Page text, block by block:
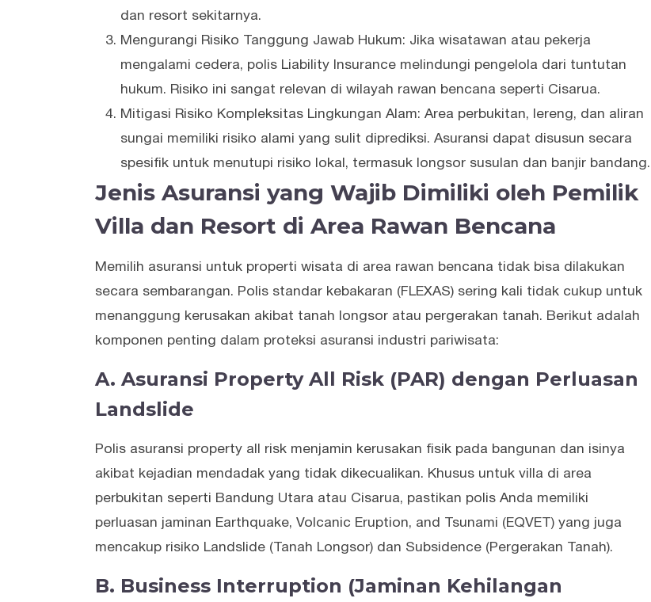
dan resort sekitarnya.
Mengurangi Risiko Tanggung Jawab Hukum: Jika wisatawan atau pekerja
mengalami cedera, polis Liability Insurance melindungi pengelola dari tuntutan
hukum. Risiko ini sangat relevan di wilayah rawan bencana seperti Cisarua.
Mitigasi Risiko Kompleksitas Lingkungan Alam: Area perbukitan, lereng, dan aliran
sungai memiliki risiko alami yang sulit diprediksi. Asuransi dapat disusun secara
spesifik untuk menutupi risiko lokal, termasuk longsor susulan dan banjir bandang.
Jenis Asuransi yang Wajib Dimiliki oleh Pemilik
Villa dan Resort di Area Rawan Bencana
Memilih asuransi untuk properti wisata di area rawan bencana tidak bisa dilakukan
secara sembarangan. Polis standar kebakaran (FLEXAS) sering kali tidak cukup untuk
menanggung kerusakan akibat tanah longsor atau pergerakan tanah. Berikut adalah
komponen penting dalam proteksi asuransi industri pariwisata:
A. Asuransi Property All Risk (PAR) dengan Perluasan
Landslide
Polis asuransi property all risk menjamin kerusakan fisik pada bangunan dan isinya
akibat kejadian mendadak yang tidak dikecualikan. Khusus untuk villa di area
perbukitan seperti Bandung Utara atau Cisarua, pastikan polis Anda memiliki
perluasan jaminan Earthquake, Volcanic Eruption, and Tsunami (EQVET) yang juga
mencakup risiko Landslide (Tanah Longsor) dan Subsidence (Pergerakan Tanah).
B. Business Interruption (Jaminan Kehilangan